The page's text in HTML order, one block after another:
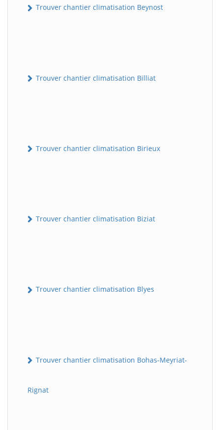
Trouver chantier climatisation Beynost
Trouver chantier climatisation Billiat
Trouver chantier climatisation Birieux
Trouver chantier climatisation Biziat
Trouver chantier climatisation Blyes
Trouver chantier climatisation Bohas-Meyriat-
Rignat